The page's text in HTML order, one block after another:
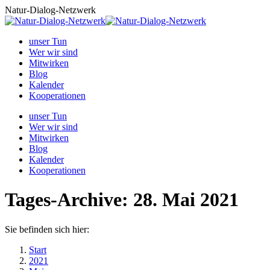
Zum
Inhalt
Natur-Dialog-Netzwerk
unser Tun
Wer wir sind
Mitwirken
Blog
Kalender
Kooperationen
unser Tun
Wer wir sind
Mitwirken
Blog
Kalender
Kooperationen
Tages-Archive: 28. Mai 2021
Sie befinden sich hier:
Start
2021